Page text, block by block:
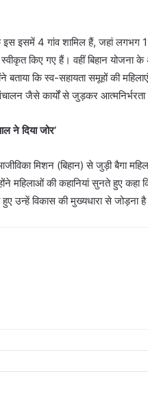
इस इसमें 4 गांव शामिल हैं, जहां लगभग
किए गए हैं। वहीं बिहान योजना
कि स्व-सहायता समूहों की
जैसे कार्यों से जुड़कर
ने दिया जोर’
मिशन (बिहान) से जुड़ी बैगा
महिलाओं की कहानियां सुनते हुए
उन्हें विकास की मुख्यधारा से जोड़ना